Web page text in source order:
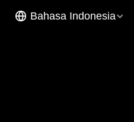
Bahasa Indonesia